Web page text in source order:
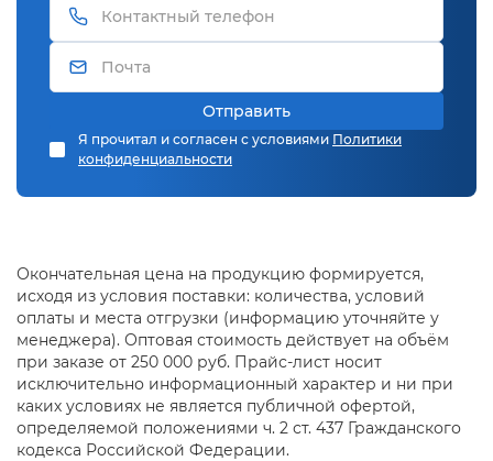
Отправить
Я прочитал и согласен с условиями Политики
конфиденциальности
Окончательная цена на продукцию формируется,
исходя из условия поставки: количества, условий
оплаты и места отгрузки (информацию уточняйте у
менеджера). Оптовая стоимость действует на объём
при заказе от 250 000 руб. Прайс-лист носит
исключительно информационный характер и ни при
каких условиях не является публичной офертой,
определяемой положениями ч. 2 ст. 437 Гражданского
кодекса Российской Федерации.